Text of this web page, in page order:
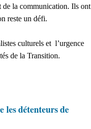
de la communication. Ils ont
reste un défi.
culturels et l’urgence
de la Transition.
les détenteurs de